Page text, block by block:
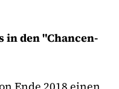
in den "Chancen-